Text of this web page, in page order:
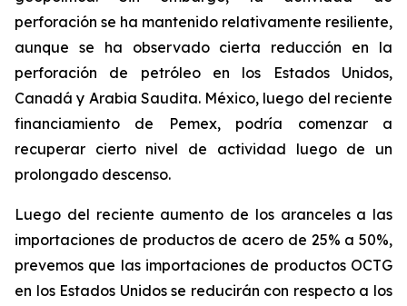
perforación se ha mantenido relativamente resiliente,
aunque se ha observado cierta reducción en la
perforación de petróleo en los Estados Unidos,
Canadá y Arabia Saudita. México, luego del reciente
financiamiento de Pemex, podría comenzar a
recuperar cierto nivel de actividad luego de un
prolongado descenso.
Luego del reciente aumento de los aranceles a las
importaciones de productos de acero de 25% a 50%,
prevemos que las importaciones de productos OCTG
en los Estados Unidos se reducirán con respecto a los